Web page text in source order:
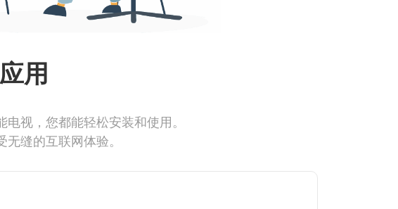
用
视，您都能轻松安装和使用。
缝的互联网体验。